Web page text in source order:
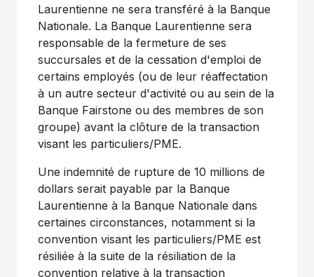
Laurentienne ne sera transféré à la Banque
Nationale. La Banque Laurentienne sera
responsable de la fermeture de ses
succursales et de la cessation d'emploi de
certains employés (ou de leur réaffectation
à un autre secteur d'activité ou au sein de la
Banque Fairstone ou des membres de son
groupe) avant la clôture de la transaction
visant les particuliers/PME.
Une indemnité de rupture de 10 millions de
dollars serait payable par la Banque
Laurentienne à la Banque Nationale dans
certaines circonstances, notamment si la
convention visant les particuliers/PME est
résiliée à la suite de la résiliation de la
convention relative à la transaction